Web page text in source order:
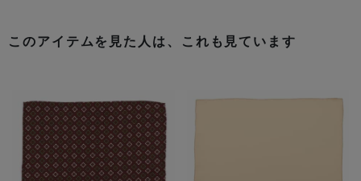
このアイテムを見た人は、これも見ています